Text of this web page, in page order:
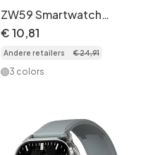
ZW59 Smartwatch
Fitness Tracker met
Bluetooth-bellen en
muziek - Siliconen
horlogeband
€10,81
Andere retailers €24,91
3 colors